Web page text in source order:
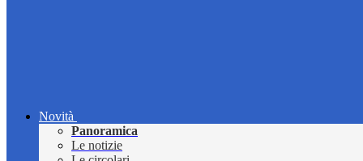
Novità
Panoramica
Le notizie